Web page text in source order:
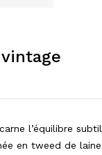
l’équilibre subtil
en tweed de laine